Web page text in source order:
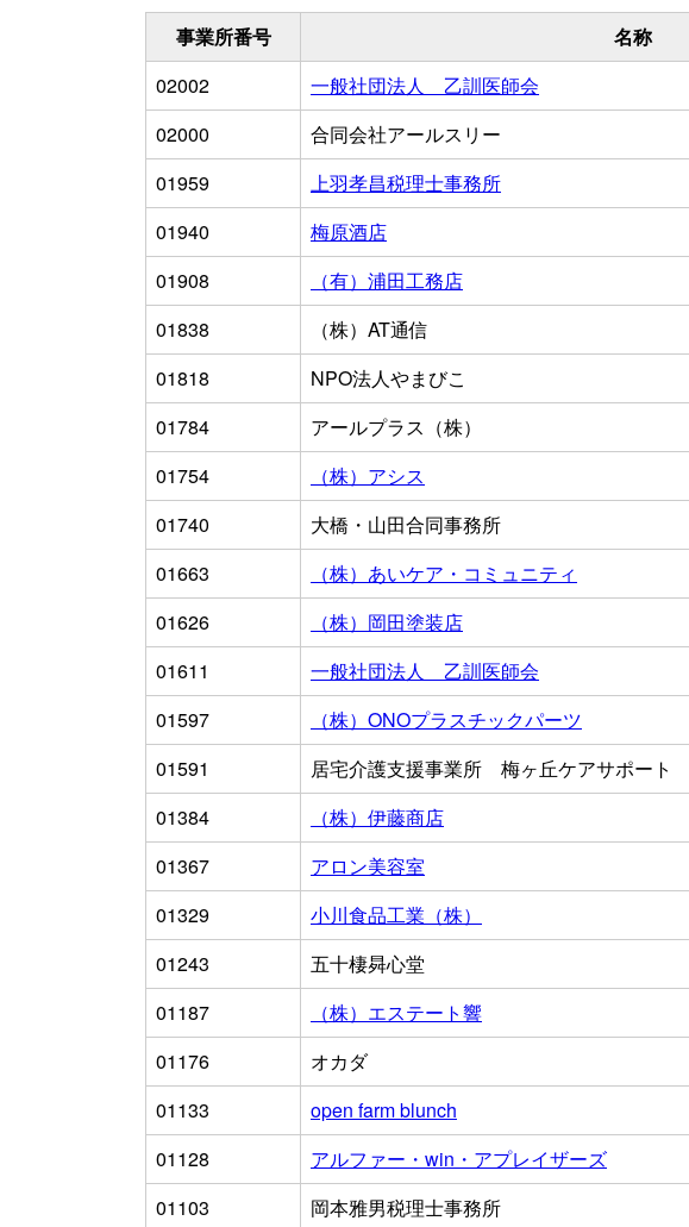
事業所番号 名称
02002
一般社団法人 乙訓医師会
02000
合同会社アールスリー
01959
上羽孝昌税理士事務所
01940
梅原酒店
01908
（有）浦田工務店
01838
（株）AT通信
01818
NPO法人やまびこ
01784
アールプラス（株）
01754
（株）アシス
01740
大橋・山田合同事務所
01663
（株）あいケア・コミュニティ
01626
（株）岡田塗装店
01611
一般社団法人 乙訓医師会
01597
（株）ONOプラスチックパーツ
01591
居宅介護支援事業所 梅ヶ丘ケアサポート
01384
（株）伊藤商店
01367
アロン美容室
01329
小川食品工業（株）
01243
五十棲曻心堂
01187
（株）エステート響
01176
オカダ
01133
open farm blunch
01128
アルファー・win・アプレイザーズ
01103
岡本雅男税理士事務所